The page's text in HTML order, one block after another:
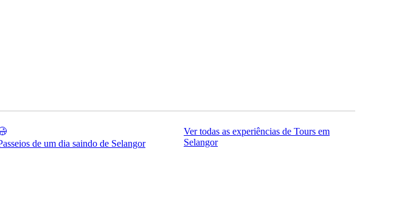
de um dia saindo de Selangor
Ver todas as experiências de Tours em
Selangor